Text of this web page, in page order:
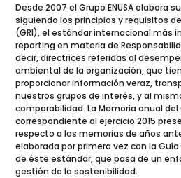
Desde 2007 el Grupo ENUSA elabora
siguiendo los principios y requisitos
(GRI), el estándar internacional más
reporting en materia de
decir, directrices referidas al
ambiental de la organización, que
proporcionar información veraz,
nuestros grupos de interés, y al
comparabilidad. La Memoria anual del
correspondiente al ejercicio 2015
respecto a las memorias de años
elaborada por primera vez con la
de éste estándar, que pasa de un
gestión de la sostenibilidad.